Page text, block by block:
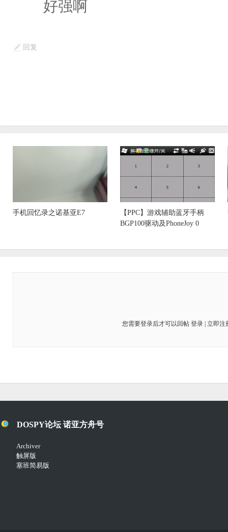
好强啊
回复
手机回忆录之诺基亚E7
【PPC】游戏辅助蓝牙手柄
BGP100驱动及PhoneJoy 0
您需要登录后才可以回帖 登录| 立即注
DOSPY论坛 诺亚方舟号
Archiver
触屏版
塞班简易版